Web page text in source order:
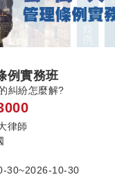
例實務班
糾紛怎麼解?
律師
30~2026-10-30